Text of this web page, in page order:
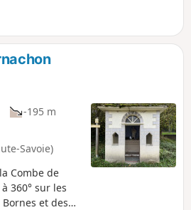
-195 m
Savoie)
Combe de
360° sur les
et des